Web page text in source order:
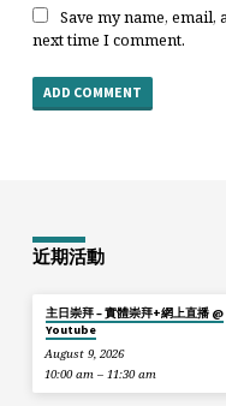
Save my name,
next time I comment.
近期活動
主日崇拜 – 實體崇拜+網上直播 @
Youtube
August 9, 2026
10:00 am – 11:30 am